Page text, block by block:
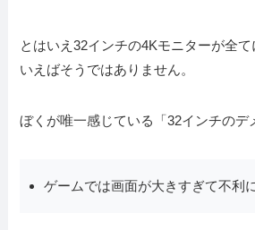
とはいえ32インチの4Kモニターが全
いえばそうではありません。
ぼくが唯一感じている「32インチの
ゲームでは画面が大きすぎて不利